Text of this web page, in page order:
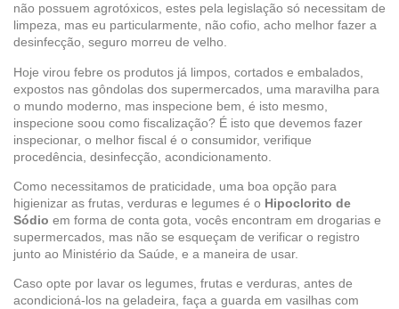
não possuem agrotóxicos, estes pela legislação só necessitam de
limpeza, mas eu particularmente, não cofio, acho melhor fazer a
desinfecção, seguro morreu de velho.
Hoje virou febre os produtos já limpos, cortados e embalados,
expostos nas gôndolas dos supermercados, uma maravilha para
o mundo moderno, mas inspecione bem, é isto mesmo,
inspecione soou como fiscalização? É isto que devemos fazer
inspecionar, o melhor fiscal é o consumidor, verifique
procedência, desinfecção, acondicionamento.
Como necessitamos de praticidade, uma boa opção para
higienizar as frutas, verduras e legumes é o Hipoclorito de
Sódio em forma de conta gota, vocês encontram em drogarias e
supermercados, mas não se esqueçam de verificar o registro
junto ao Ministério da Saúde, e a maneira de usar.
Caso opte por lavar os legumes, frutas e verduras, antes de
acondicioná-los na geladeira, faça a guarda em vasilhas com